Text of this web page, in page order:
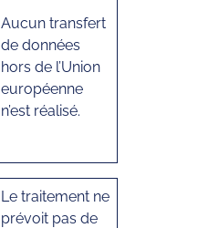
Aucun transfert
de données
hors de l’Union
européenne
n’est réalisé.
Le traitement ne
prévoit pas de